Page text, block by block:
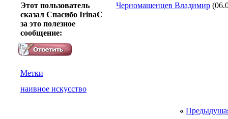
Этот пользователь
сказал Спасибо IrinaC
за это полезное
сообщение:
Черномашенцев Владимир
Метки
наивное искусство
«